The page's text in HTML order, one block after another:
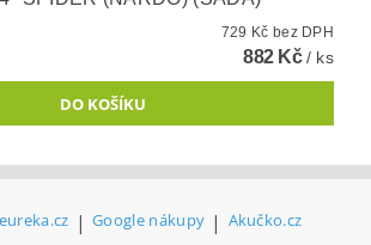
729 Kč bez DPH
882 Kč/ ks
| Google nákupy | Akučko.cz